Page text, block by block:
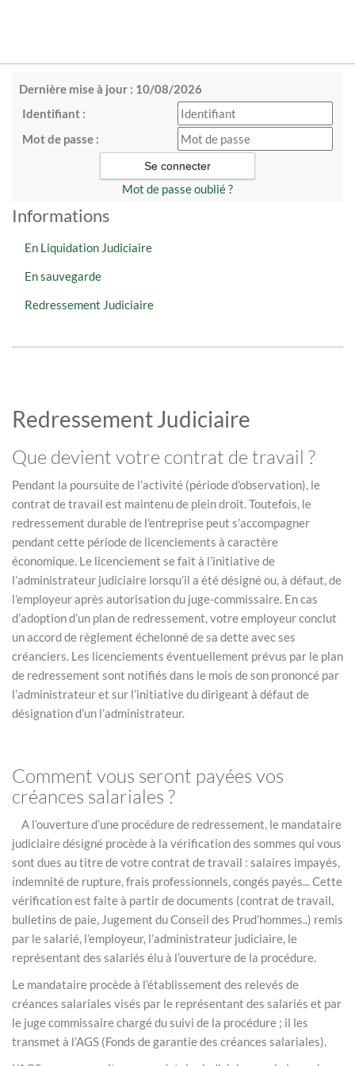
Dernière mise à jour : 10/08/2026
Identifiant :
Mot de passe :
Mot de passe oublié ?
Informations
En Liquidation Judiciaire
En sauvegarde
Redressement Judiciaire
Redressement Judiciaire
Que devient votre contrat de travail ?
Pendant la poursuite de l’activité (période d’observation), le
contrat de travail est maintenu de plein droit. Toutefois, le
redressement durable de l’entreprise peut s’accompagner
pendant cette période de licenciements à caractère
économique. Le licenciement se fait à l’initiative de
l’administrateur judiciaire lorsqu’il a été désigné ou, à défaut, de
l’employeur après autorisation du juge-commissaire. En cas
d’adoption d’un plan de redressement, votre employeur conclut
un accord de règlement échelonné de sa dette avec ses
créanciers. Les licenciements éventuellement prévus par le plan
de redressement sont notifiés dans le mois de son prononcé par
l’administrateur et sur l’initiative du dirigeant à défaut de
désignation d’un l’administrateur.
Comment vous seront payées vos
créances salariales ?
A l’ouverture d’une procédure de redressement, le mandataire
judiciaire désigné procède à la vérification des sommes qui vous
sont dues au titre de votre contrat de travail : salaires impayés,
indemnité de rupture, frais professionnels, congés payés... Cette
vérification est faite à partir de documents (contrat de travail,
bulletins de paie, Jugement du Conseil des Prud’hommes..) remis
par le salarié, l’employeur, l’administrateur judiciaire, le
représentant des salariés élu à l’ouverture de la procédure.
Le mandataire procède à l’établissement des relevés de
créances salariales visés par le représentant des salariés et par
le juge commissaire chargé du suivi de la procédure ; il les
transmet à l’AGS (Fonds de garantie des créances salariales).